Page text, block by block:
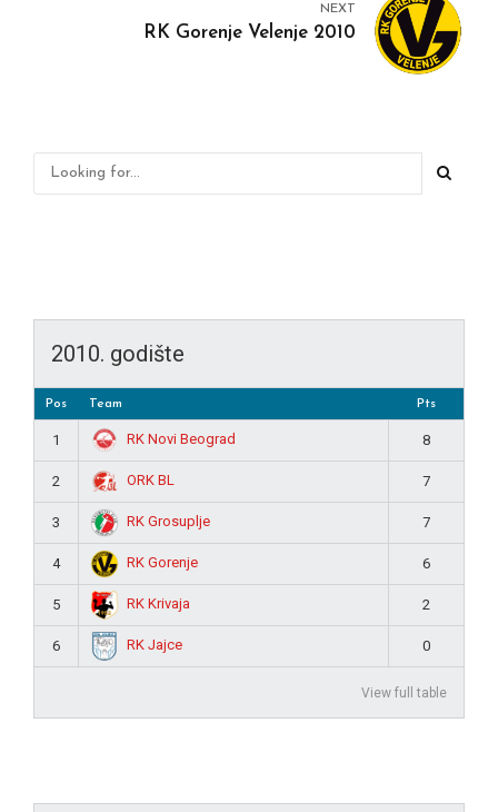
NEXT
RK Gorenje Velenje 2010
2010. godište
Pos Team Pts
1 RK Novi Beograd 8
2 ORK BL 7
3 RK Grosuplje 7
4 RK Gorenje 6
5 RK Krivaja 2
6 RK Jajce 0
View full table